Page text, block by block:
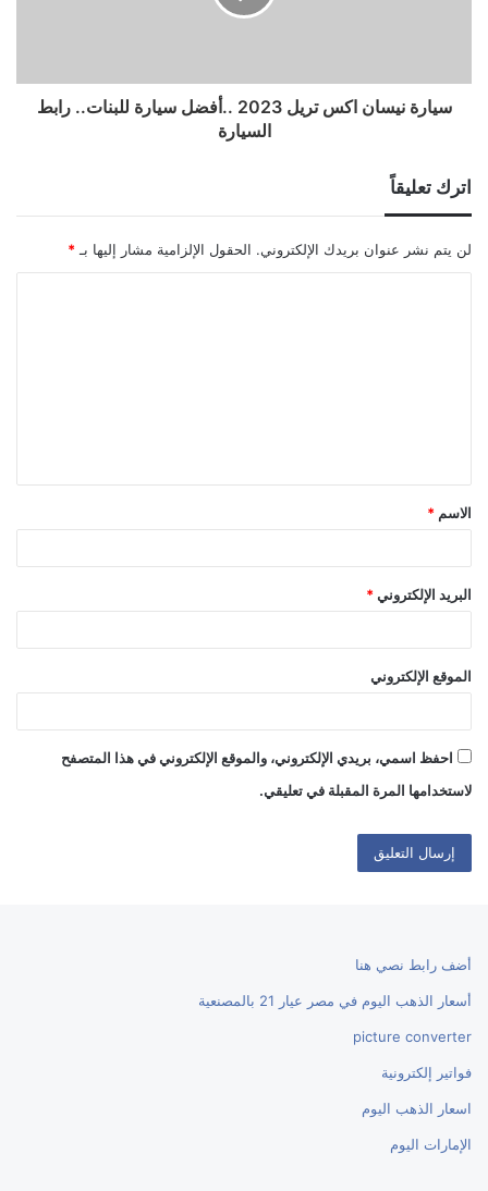
سيارة نيسان اكس تريل 2023 ..أفضل سيارة للبنات.. رابط
السيارة
اترك تعليقاً
لن يتم نشر عنوان بريدك الإلكتروني. الحقول الإلزامية مشار إليها بـ *
ق
*
الاسم *
البريد الإلكتروني *
الموقع الإلكتروني
احفظ اسمي، بريدي الإلكتروني، والموقع الإلكتروني في هذا المتصفح
لاستخدامها المرة المقبلة في تعليقي.
أضف رابط نصي هنا
أسعار الذهب اليوم في مصر عيار 21 بالمصنعية
picture converter
فواتير إلكترونية
اسعار الذهب اليوم
الإمارات اليوم